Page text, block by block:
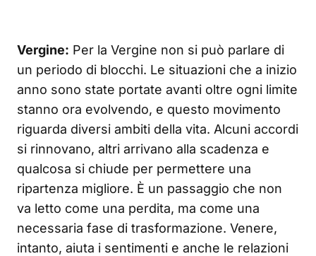
Vergine: Per la Vergine non si può parlare di
un periodo di blocchi. Le situazioni che a inizio
anno sono state portate avanti oltre ogni limite
stanno ora evolvendo, e questo movimento
riguarda diversi ambiti della vita. Alcuni accordi
si rinnovano, altri arrivano alla scadenza e
qualcosa si chiude per permettere una
ripartenza migliore. È un passaggio che non
va letto come una perdita, ma come una
necessaria fase di trasformazione. Venere,
intanto, aiuta i sentimenti e anche le relazioni